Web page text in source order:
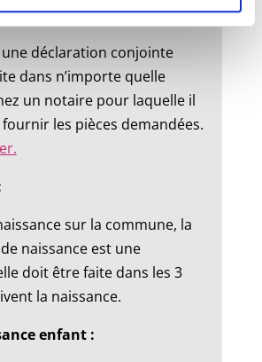
une déclaration conjointe
dans n’importe quelle
un notaire pour laquelle il
les pièces demandées.
sur la commune, la
naissance est une
doit être faite dans les 3
la naissance.
enfant :